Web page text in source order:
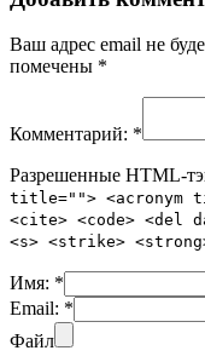
Ваш адрес email не
помечены *
Комментарий: *
Разрешенные HTML-
title=""> <acronym
<cite> <code> <del
<s> <strike>
Имя: *
Email: *
Файл